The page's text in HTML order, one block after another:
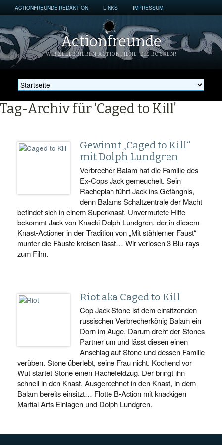
ACTIONFREUNDE REDAKTION LINKS IMPRESSUM
Actionfreunde
WIR ZELEBRIEREN ACTIONFILME, DIE ROCKEN!
Tag-Archiv für ‘Caged to Kill’
Gewinnt „Caged to Kill“
mit Dolph Lundgren
Verbrecher Balam hat die Familie des
Ex-Cops Jack gemeuchelt. Sein
Racheplan führt Jack ins Gefängnis,
denn Balams Schaltzentrale der Macht
befindet sich in einem Superknast. Unvermutete Hilfe
bekommt Jack von Knacki Dolph Lundgren, der in diesem
Knast-Actioner in der Tradition von „Mit stählerner Faust“
munter die Fäuste kreisen lässt… Wir verlosen 3 Blu-rays
zum Film.
Riot aka Caged to Kill
Cop Jack Stone ist dem einsitzenden
russischen Verbrecherkönig Balam ein
Dorn im Auge. Darum dreht der Stones
Partner um und lässt diesen einen
Anschlag auf Stone und dessen Familie
verüben. Stone überlebt, seine Frau nicht. Kochend vor
Wut startet Stone einen Rachefeldzug. Der bringt ihn
schnell in den Knast. Ausgerechnet in den Knast, in dem
Balam bereits einsitzt… Flotte B-Action mit knackigen
Martial Arts Einlagen und Dolph Lundgren.